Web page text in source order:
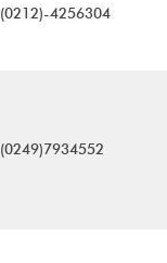
(0212)-4256304
(0249)7934552